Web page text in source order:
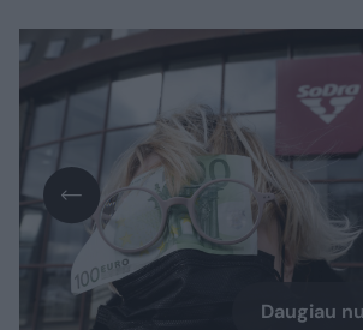
Daugiau